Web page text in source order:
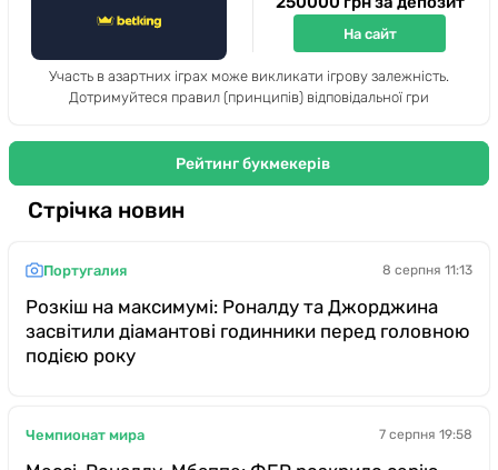
На сайт
Участь в азартних іграх може викликати ігрову залежність.
Дотримуйтеся правил (принципів) відповідальної гри
Рейтинг букмекерів
Стрічка новин
Португалия 8 серпня 11:13
Розкіш на максимумі: Роналду та Джорджина
засвітили діамантові годинники перед головною
подією року
Чемпионат мира 7 серпня 19:58